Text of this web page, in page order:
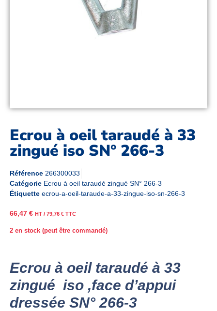
Ecrou à oeil taraudé à 33
zingué iso SN° 266-3
Référence 266300033
Catégorie Ecrou à oeil taraudé zingué SN° 266-3
Étiquette ecrou-a-oeil-taraude-a-33-zingue-iso-sn-266-3
66,47 € HT / 79,76 € TTC
2 en stock (peut être commandé)
Ecrou à oeil taraudé à 33
zingué iso ,face d’appui
dressée SN° 266-3